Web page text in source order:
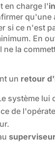
en charge l'
qu'une
si ce n'est
En
la
un retour
système lui
de